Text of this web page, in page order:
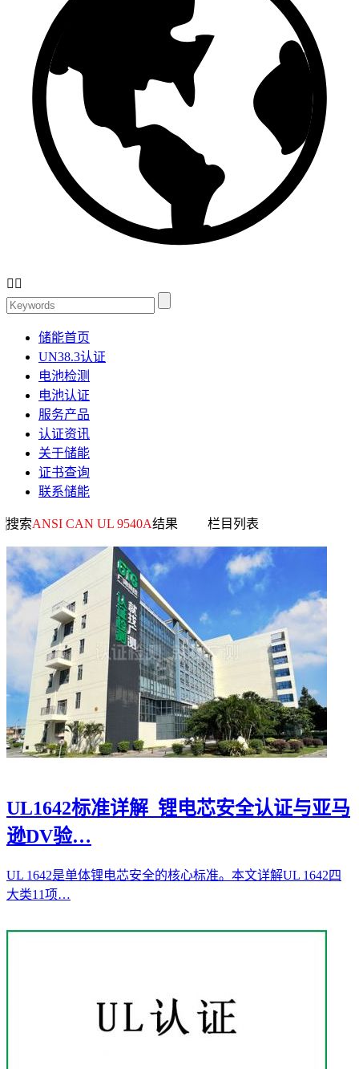
 
储能首页
UN38.3认证
电池检测
电池认证
服务产品
认证资讯
关于储能
证书查询
联系储能
搜索ANSI CAN UL 9540A结果 栏目列表
UL1642标准详解_锂电芯安全认证与亚马
逊DV验…
UL 1642是单体锂电芯安全的核心标准。本文详解UL 1642四
大类11项…